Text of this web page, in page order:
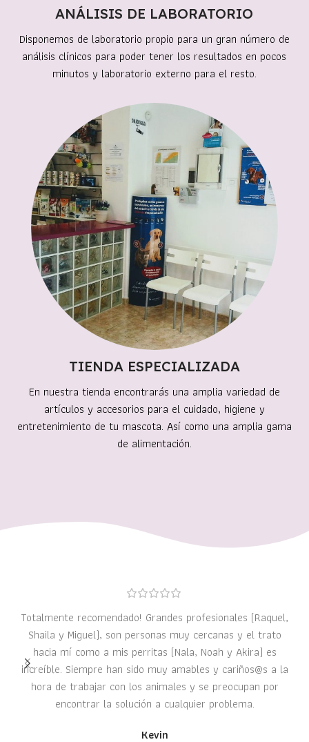
ANÁLISIS DE LABORATORIO
Disponemos de laboratorio propio para un gran número de
análisis clínicos para poder tener los resultados en pocos
minutos y laboratorio externo para el resto.
TIENDA ESPECIALIZADA
En nuestra tienda encontrarás una amplia variedad de
artículos y accesorios para el cuidado, higiene y
entretenimiento de tu mascota. Así como una amplia gama
de alimentación.
Totalmente recomendado! Grandes profesionales (Raquel,
Shaila y Miguel), son personas muy cercanas y el trato
hacia mí como a mis perritas (Nala, Noah y Akira) es
increíble. Siempre han sido muy amables y cariños@s a la
hora de trabajar con los animales y se preocupan por
encontrar la solución a cualquier problema.
Kevin